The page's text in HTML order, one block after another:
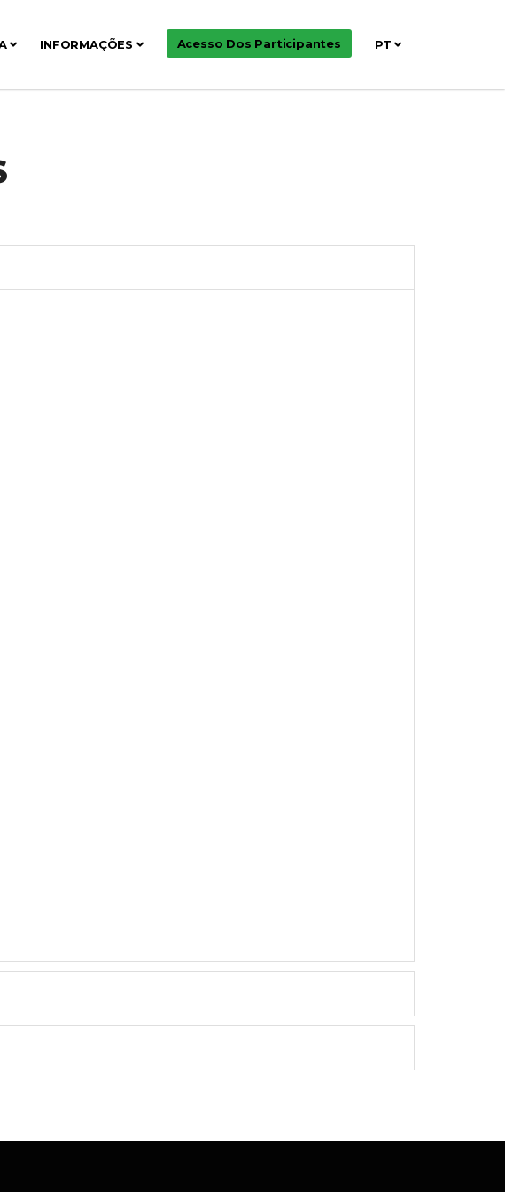
INFORMAÇÕES Acesso Dos Participantes PT